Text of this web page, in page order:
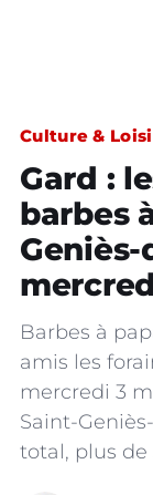
Culture &
Gard :
barbes
Barbes à
amis les
mercredi 3
Saint-
total, plus de